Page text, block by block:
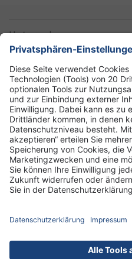
Unternehmen
Informationen
Standorte
DRK-Schwesternschaft Berlin
Impressum
Hausordnung